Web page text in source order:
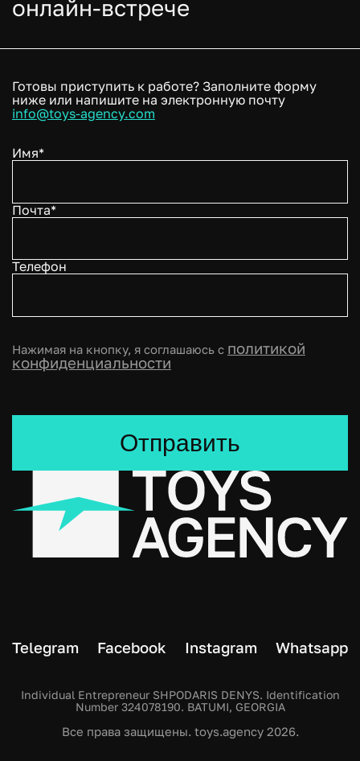
онлайн-встрече
Готовы приступить к работе? Заполните форму
ниже или напишите на электронную почту
info@toys-agency.com
Имя*
Почта*
Телефон
Нажимая на кнопку, я соглашаюсь с политикой
конфиденциальности
Отправить
Все права защищены. toys.agency 2026.
Telegram Facebook Instagram Whatsapp
Individual Entrepreneur SHPODARIS DENYS. Identification
Number 324078190. BATUMI, GEORGIA